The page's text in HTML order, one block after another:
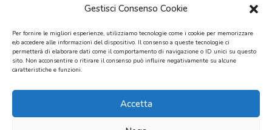
Gestisci Consenso Cookie
Per fornire le migliori esperienze, utilizziamo tecnologie come i cookie per memorizzare
e/o accedere alle informazioni del dispositivo. Il consenso a queste tecnologie ci
permetterà di elaborare dati come il comportamento di navigazione o ID unici su questo
sito. Non acconsentire o ritirare il consenso può influire negativamente su alcune
caratteristiche e funzioni.
Accetta
Lunedì - Giovedì
Martedì - Mercoledì - Venerdì
10:00/13:00 - 14:00/19:00